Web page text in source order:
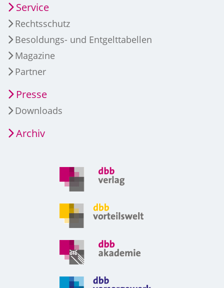
Service
Rechtsschutz
Besoldungs- und Entgelttabellen
Magazine
Partner
Presse
Downloads
Archiv